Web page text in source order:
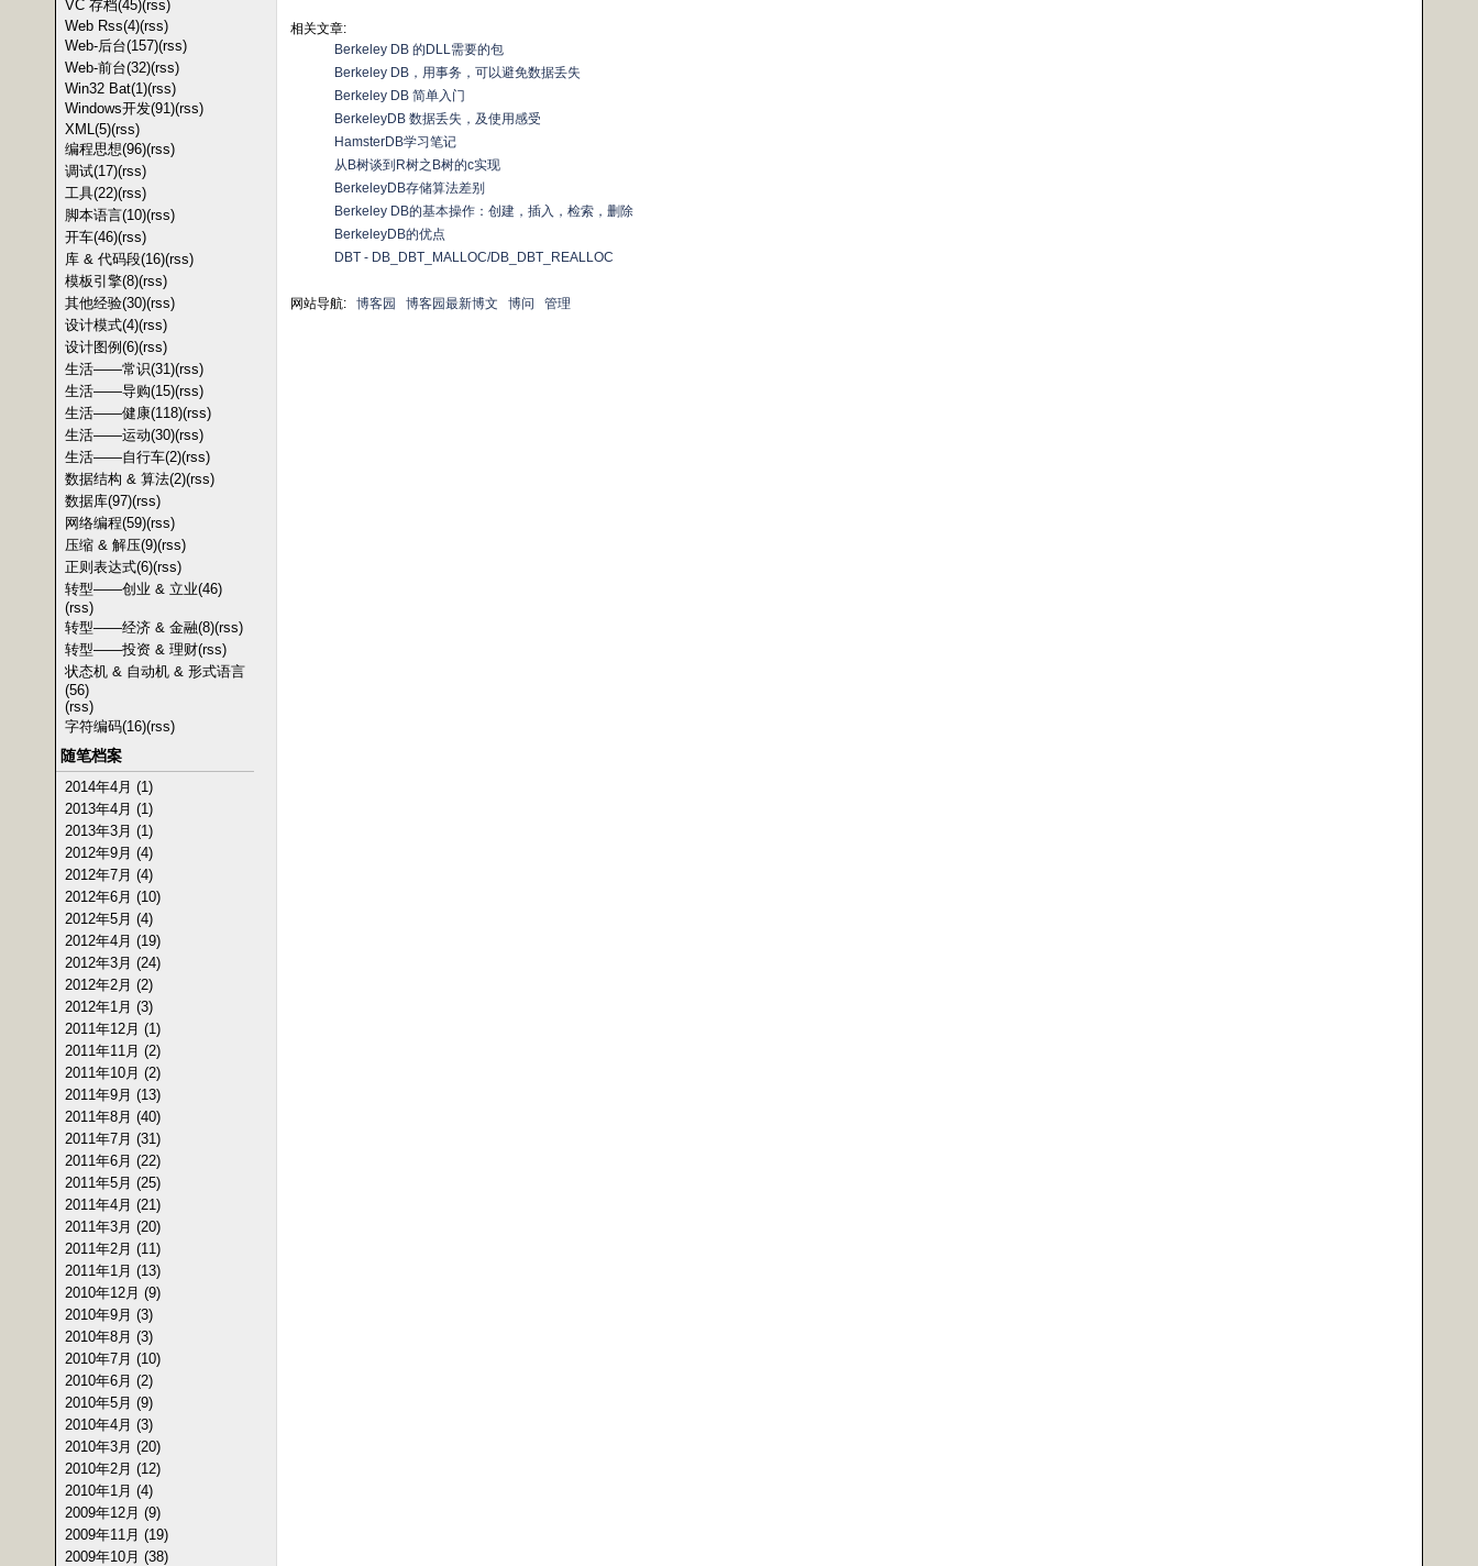
VC 存档(45)(rss)
Web Rss(4)(rss)
Web-后台(157)(rss)
Web-前台(32)(rss)
Win32 Bat(1)(rss)
Windows开发(91)(rss)
XML(5)(rss)
编程思想(96)(rss)
调试(17)(rss)
工具(22)(rss)
脚本语言(10)(rss)
开车(46)(rss)
库 & 代码段(16)(rss)
模板引擎(8)(rss)
其他经验(30)(rss)
设计模式(4)(rss)
设计图例(6)(rss)
生活——常识(31)(rss)
生活——导购(15)(rss)
生活——健康(118)(rss)
生活——运动(30)(rss)
生活——自行车(2)(rss)
数据结构 & 算法(2)(rss)
数据库(97)(rss)
网络编程(59)(rss)
压缩 & 解压(9)(rss)
正则表达式(6)(rss)
转型——创业 & 立业(46)
(rss)
转型——经济 & 金融(8)(rss)
转型——投资 & 理财(rss)
状态机 & 自动机 & 形式语言
(56)
(rss)
字符编码(16)(rss)
随笔档案
2014年4月 (1)
2013年4月 (1)
2013年3月 (1)
2012年9月 (4)
2012年7月 (4)
2012年6月 (10)
2012年5月 (4)
2012年4月 (19)
2012年3月 (24)
2012年2月 (2)
2012年1月 (3)
2011年12月 (1)
2011年11月 (2)
2011年10月 (2)
2011年9月 (13)
2011年8月 (40)
2011年7月 (31)
2011年6月 (22)
2011年5月 (25)
2011年4月 (21)
2011年3月 (20)
2011年2月 (11)
2011年1月 (13)
2010年12月 (9)
2010年9月 (3)
2010年8月 (3)
2010年7月 (10)
2010年6月 (2)
2010年5月 (9)
2010年4月 (3)
2010年3月 (20)
2010年2月 (12)
2010年1月 (4)
2009年12月 (9)
2009年11月 (19)
2009年10月 (38)
相关文章:
Berkeley DB 的DLL需要的包
Berkeley DB，用事务，可以避免数据丢失
Berkeley DB 简单入门
BerkeleyDB 数据丢失，及使用感受
HamsterDB学习笔记
从B树谈到R树之B树的c实现
BerkeleyDB存储算法差别
Berkeley DB的基本操作：创建，插入，检索，删除
BerkeleyDB的优点
DBT - DB_DBT_MALLOC/DB_DBT_REALLOC
网站导航: 博客园 博客园最新博文 博问 管理